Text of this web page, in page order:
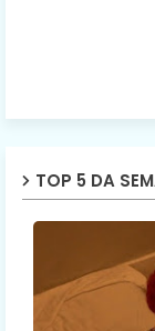
TOP 5 DA